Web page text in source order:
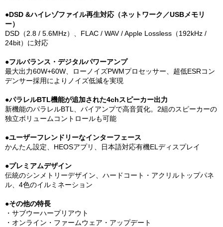
●DSD &ハイレゾファイル再生対応（ネットワーク／USBメモリ
ー）
DSD（2.8 / 5.6MHz）、FLAC / WAV / Apple Lossless（192kHz /
24bit）に対応
●フルバランス・デジタルパワーアンプ
最大出力60W+60W、ローノイズPWMプロセッサー、超低ESRコン
デンサー採用によりノイズ低減を実現
●パラレルBTL機能が追加された4chスピーカー出力
新機能のパラレルBTL、バイアンプで高音質化。2組のスピーカーの
独立ボリュームコントロールも可能
●ユーザーフレンドリーなインターフェース
かんたん設定、HEOSアプリ、日本語対応有機ELディスプレイ
●プレミアムデザイン
伝統のシンメトリーデザイン、ハードコート・アクリルトップパネ
ル、4色のイルミネーション
●その他の特長
・サブウーハープリアウト
・オンライン・ファームウェア・アップデート